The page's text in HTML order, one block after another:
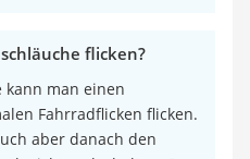
flicken?
kann man einen
Fahrradflicken flicken.
aber danach den